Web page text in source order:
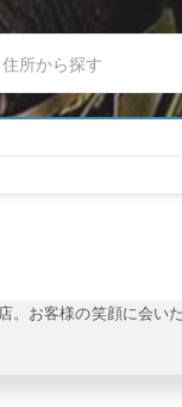
お客様の笑顔に会い